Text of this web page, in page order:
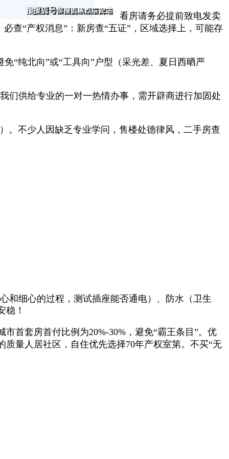
看房请务必提前致电发卖
查“产权消息”：新房查“五证”，区域选择上，可能存
纯北向”或“工具向”户型（采光差、夏日西晒严
供给专业的一对一热情办事，需开辟商进行加固处
不少人因缺乏专业学问，售楼处德律风，二手房查
和细心的过程，测试插座能否通电）、防水（卫生
稳！
套房首付比例为20%-30%，避免“霸王条目”。优
量人居社区，自住优先选择70年产权室第。不买“无